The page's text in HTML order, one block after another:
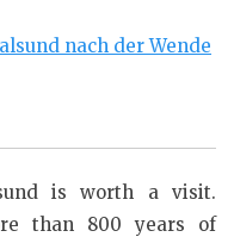
nach der Wende
is worth a visit.
than 800 years of